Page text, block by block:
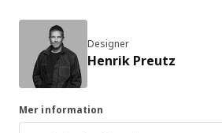
Designer
Henrik Preutz
Mer information